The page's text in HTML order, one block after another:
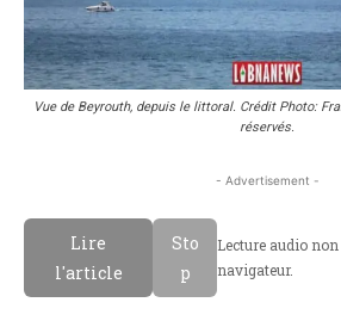
Vue de Beyrouth, depuis le littoral. Crédit Photo:
réservés.
- Advertisement -
Lire
l'article
Sto
p
Lecture audio non
navigateur.